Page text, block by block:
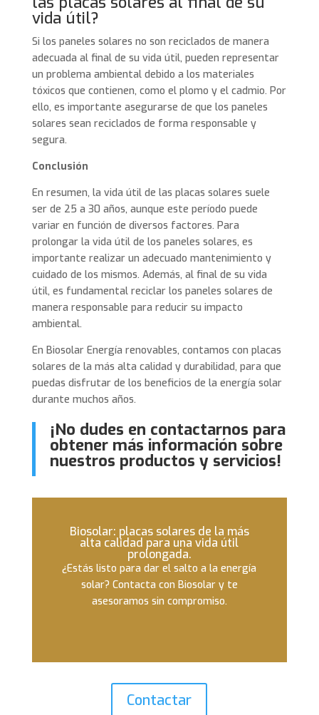
vida útil?
Si los paneles solares no son reciclados de manera
adecuada al final de su vida útil, pueden representar
un problema ambiental debido a los materiales
tóxicos que contienen, como el plomo y el cadmio. Por
ello, es importante asegurarse de que los paneles
solares sean reciclados de forma responsable y
segura.
Conclusión
En resumen, la vida útil de las placas solares suele
ser de 25 a 30 años, aunque este período puede
variar en función de diversos factores. Para
prolongar la vida útil de los paneles solares, es
importante realizar un adecuado mantenimiento y
cuidado de los mismos. Además, al final de su vida
útil, es fundamental reciclar los paneles solares de
manera responsable para reducir su impacto
ambiental.
En Biosolar Energía renovables, contamos con placas
solares de la más alta calidad y durabilidad, para que
puedas disfrutar de los beneficios de la energía solar
durante muchos años.
¡No dudes en contactarnos para
obtener más información sobre
nuestros productos y servicios!
Biosolar: placas solares de la más
alta calidad para una vida útil
prolongada.
¿Estás listo para dar el salto a la energía
solar? Contacta con Biosolar y te
asesoramos sin compromiso.
Contactar